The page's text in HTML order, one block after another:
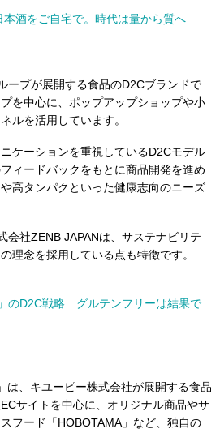
本酒をご自宅で。時代は量から質へ
ープが展開する食品のD2Cブランドで
を中心に、ポップアップショップや小
ルを活用しています。
ケーションを重視しているD2Cモデル
ィードバックをもとに商品開発を進め
高タンパクといった健康志向のニーズ
会社ZENB JAPANは、サステナビリテ
理念を採用している点も特徴です。
のD2C戦略 グルテンフリーは結果で
は、キユーピー株式会社が展開する食品
サイトを中心に、オリジナル商品やサ
フード「HOBOTAMA」など、独自の